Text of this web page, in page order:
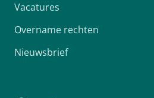
Vacatures
Overname rechten
Nieuwsbrief